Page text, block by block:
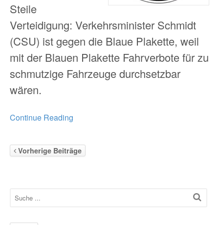
Steile
Verteidigung: Verkehrsminister Schmidt
(CSU) ist gegen die Blaue Plakette, weil
mit der Blauen Plakette Fahrverbote für zu
schmutzige Fahrzeuge durchsetzbar
wären.
Continue Reading
Vorherige Beiträge